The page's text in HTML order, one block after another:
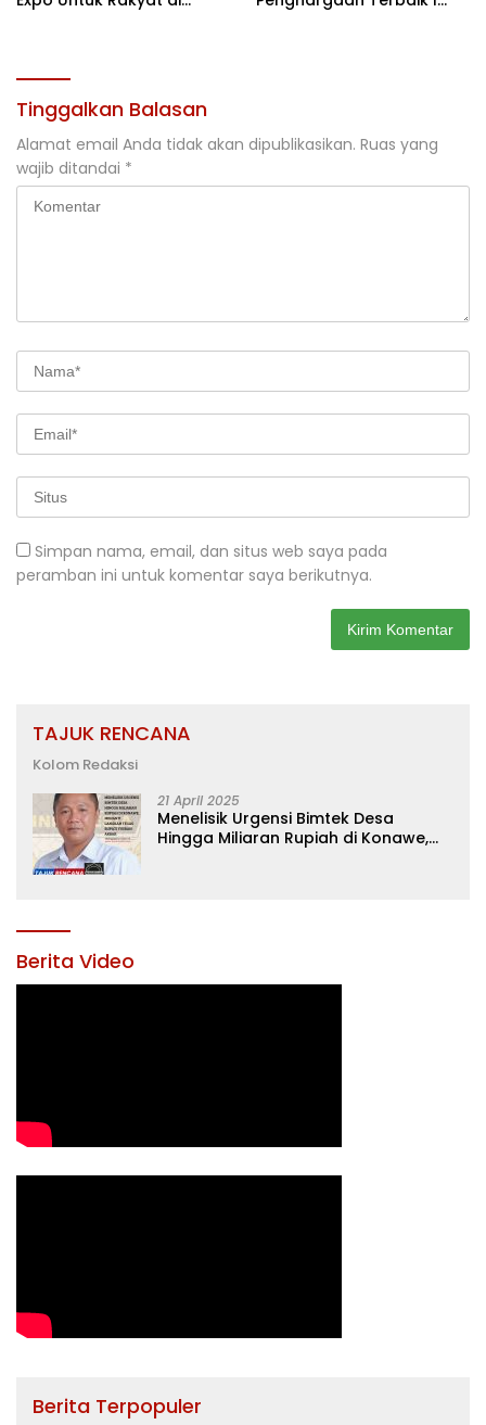
Tinggalkan Balasan
Alamat email Anda tidak akan dipublikasikan. Ruas yang
wajib ditandai *
Simpan nama, email, dan situs web saya pada
peramban ini untuk komentar saya berikutnya.
TAJUK RENCANA
Kolom Redaksi
21 April 2025
Menelisik Urgensi Bimtek Desa
Hingga Miliaran Rupiah di Konawe,
Berita Video
Berita Terpopuler